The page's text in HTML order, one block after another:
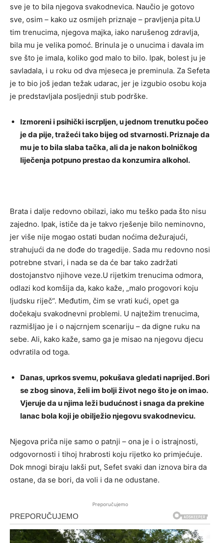
sve je to bila njegova svakodnevica. Naučio je gotovo
sve, osim – kako uz osmijeh priznaje – pravljenja pita.U
tim trenucima, njegova majka, iako narušenog zdravlja,
bila mu je velika pomoć. Brinula je o unucima i davala im
sve što je imala, koliko god malo to bilo. Ipak, bolest ju je
savladala, i u roku od dva mjeseca je preminula. Za Sefeta
je to bio još jedan težak udarac, jer je izgubio osobu koja
je predstavljala posljednji stub podrške.
Izmoreni i psihički iscrpljen, u jednom trenutku počeo
je da pije, tražeći tako bijeg od stvarnosti. Priznaje da
mu je to bila slaba tačka, ali da je nakon bolničkog
liječenja potpuno prestao da konzumira alkohol.
Brata i dalje redovno obilazi, iako mu teško pada što nisu
zajedno. Ipak, ističe da je takvo rješenje bilo neminovno,
jer više nije mogao ostati budan noćima dežurajući,
strahujući da ne dođe do tragedije. Sada mu redovno nosi
potrebne stvari, i nada se da će bar tako zadržati
dostojanstvo njihove veze.U rijetkim trenucima odmora,
odlazi kod komšija da, kako kaže, „malo progovori koju
ljudsku riječ“. Međutim, čim se vrati kući, opet ga
dočekaju svakodnevni problemi. U najtežim trenucima,
razmišljao je i o najcrnjem scenariju – da digne ruku na
sebe. Ali, kako kaže, samo ga je misao na njegovu djecu
odvratila od toga.
Danas, uprkos svemu, pokušava gledati naprijed. Bori
se zbog sinova, želi im bolji život nego što je on imao.
Vjeruje da u njima leži budućnost i snaga da prekine
lanac bola koji je obilježio njegovu svakodnevicu.
Njegova priča nije samo o patnji – ona je i o istrajnosti,
odgovornosti i tihoj hrabrosti koju rijetko ko primjećuje.
Dok mnogi biraju lakši put, Sefet svaki dan iznova bira da
ostane, da se bori, da voli i da ne odustane.
Preporučujemo